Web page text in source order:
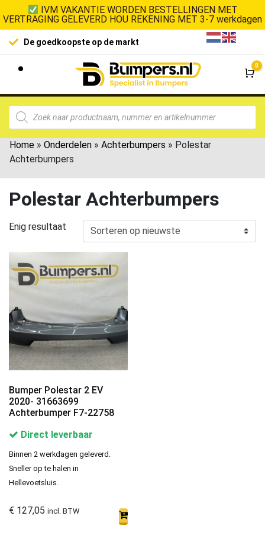
IVM VAKANTIE WORDEN BESTELLINGEN MET
VERTRAGING GELEVERD HOU REKENING MET 3-7 werkdagen
De goedkoopste op de markt
0
Home » Onderdelen » Achterbumpers » Polestar
Achterbumpers
Polestar Achterbumpers
Enig resultaat
Bumper Polestar 2 EV
2020- 31663699
Achterbumper F7-22758
Direct leverbaar
Binnen 2 werkdagen geleverd.
Sneller op te halen in
Hellevoetsluis.
€ 127,05 incl. BTW